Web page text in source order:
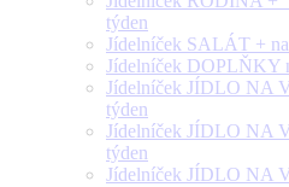
týden
Jídelníček SALÁT +
Jídelníček DOPLŇKY
Jídelníček JÍDLO NA
týden
Jídelníček JÍDLO NA
týden
Jídelníček JÍDLO NA